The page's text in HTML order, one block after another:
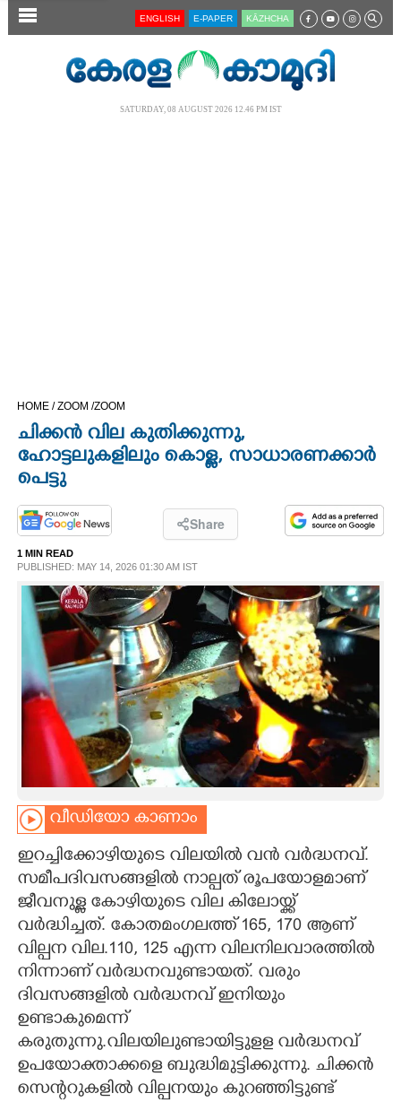
SECTIONS
OPINION
PHOTOS
LIFESTYLE
SPIRITUAL
INFO+
ART
CARTOONS
LITERATURE
ZOOM
CONTACT US
ENGLISH E-PAPER KĀZHCHA
SATURDAY, 08 AUGUST 2026 12.46 PM IST
HOME /ZOOM /ZOOM
ചിക്കൻ വില കുതിക്കുന്നു,
ഹോട്ടലുകളിലും കൊള്ള, സാധാരണക്കാർ
പെട്ടു
Share
1 MIN READ
PUBLISHED: MAY 14, 2026 01:30 AM IST
വീഡിയോ കാണാം
ഇറച്ചിക്കോഴിയുടെ വിലയിൽ വൻ വർദ്ധനവ്.
സമീപദിവസങ്ങളിൽ നാല്പത് രൂപയോളമാണ്
ജീവനുള്ള കോഴിയുടെ വില കിലോയ്ക്ക്
വർദ്ധിച്ചത്. കോതമംഗലത്ത് 165, 170 ആണ്
വില്പന വില.110, 125 എന്ന വിലനിലവാരത്തിൽ
നിന്നാണ് വർദ്ധനവുണ്ടായത്. വരും
ദിവസങ്ങളിൽ വർദ്ധനവ് ഇനിയും
ഉണ്ടാകുമെന്ന്
കരുതുന്നു.വിലയിലുണ്ടായിട്ടുളള വർദ്ധനവ്
ഉപയോക്താക്കളെ ബുദ്ധിമുട്ടിക്കുന്നു. ചിക്കൻ
സെന്ററുകളിൽ വില്പനയും കുറഞ്ഞിട്ടുണ്ട്